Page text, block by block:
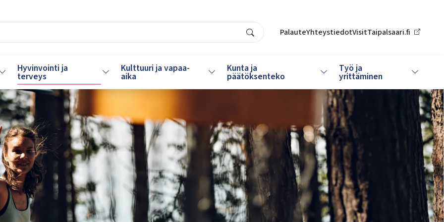
PalauteYhteystiedotVisitTaipalsaari.fi
Search
alasvetovalikkoa
Hyvinvointi ja
terveys Vaihda alasvetovalikkoa
Kulttuuri ja vapaa-
aika Vaihda alasvetovalikkoa
Kunta ja
päätöksenteko Vaihda alasvetovalikkoa
Työ ja
yrittäminen Vaihda